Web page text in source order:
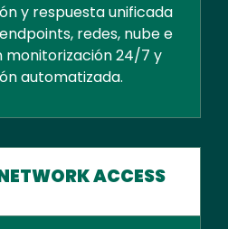
y respuesta unificada
redes, nube e
monitorización 24/7 y
automatizada.
ACCESS